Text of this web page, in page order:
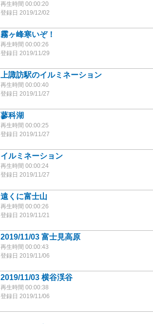
再生時間 00:00:20
登録日 2019/12/02
霧ヶ峰寒いぞ！
再生時間 00:00:26
登録日 2019/11/29
上諏訪駅のイルミネーション
再生時間 00:00:40
登録日 2019/11/27
蓼科湖
再生時間 00:00:25
登録日 2019/11/27
イルミネーション
再生時間 00:00:24
登録日 2019/11/27
遠くに富士山
再生時間 00:00:26
登録日 2019/11/21
2019/11/03 富士見高原
再生時間 00:00:43
登録日 2019/11/06
2019/11/03 横谷渓谷
再生時間 00:00:38
登録日 2019/11/06